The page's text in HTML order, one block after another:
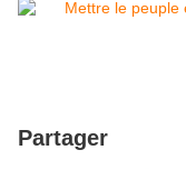
Partager